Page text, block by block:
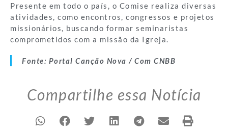
Presente em todo o país, o Comise realiza diversas
atividades, como encontros, congressos e projetos
missionários, buscando formar seminaristas
comprometidos com a missão da Igreja.
Fonte: Portal Canção Nova / Com CNBB
Compartilhe essa Notícia